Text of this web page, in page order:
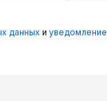
данных и